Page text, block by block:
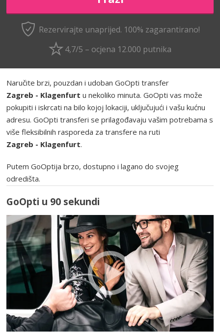
Rezervirajte unaprijed. 100% zagarantirano!
4,7/5 – ocjena 12.000 putnika
Naručite brzi, pouzdan i udoban GoOpti transfer
Zagreb - Klagenfurt u nekoliko minuta. GoOpti vas može
pokupiti i iskrcati na bilo kojoj lokaciji, uključujući i vašu kućnu
adresu. GoOpti transferi se prilagođavaju vašim potrebama s
više fleksibilnih rasporeda za transfere na ruti
Zagreb - Klagenfurt.
Putem GoOptija brzo, dostupno i lagano do svojeg
odredišta.
GoOpti u 90 sekundi